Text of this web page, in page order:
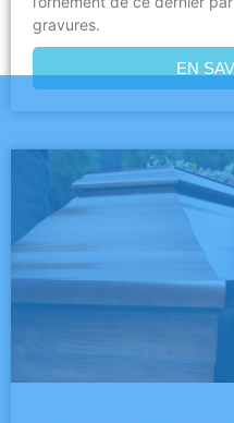
gravures.
EN